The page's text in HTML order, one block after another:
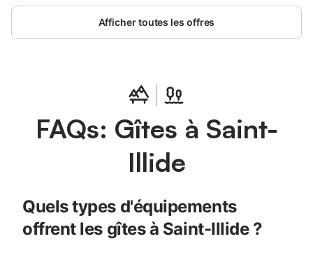
Afficher toutes les offres
FAQs: Gîtes à Saint-
Illide
Quels types d'équipements
offrent les gîtes à Saint-Illide ?